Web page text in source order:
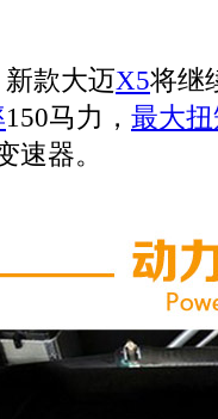
新款大迈X5将继
150马力， 最大
速器。